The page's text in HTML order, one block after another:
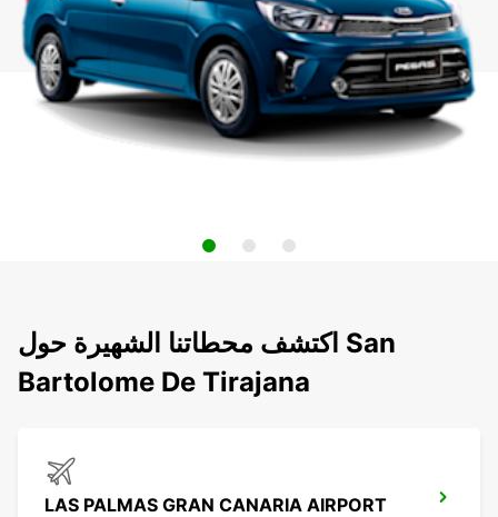
اكتشف محطاتنا الشهيرة حول San
Bartolome De Tirajana
LAS PALMAS GRAN CANARIA AIRPORT